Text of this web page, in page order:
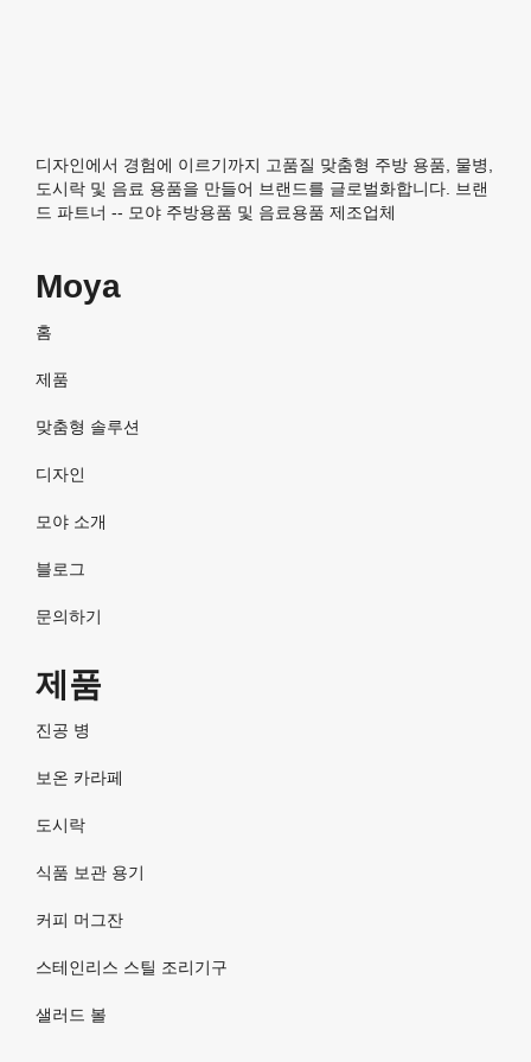
디자인에서 경험에 이르기까지 고품질 맞춤형 주방 용품, 물병,
도시락 및 음료 용품을 만들어 브랜드를 글로벌화합니다. 브랜
드 파트너 -- 모야 주방용품 및 음료용품 제조업체
Moya
홈
제품
맞춤형 솔루션
디자인
모야 소개
블로그
문의하기
제품
진공 병
보온 카라페
도시락
식품 보관 용기
커피 머그잔
스테인리스 스틸 조리기구
샐러드 볼